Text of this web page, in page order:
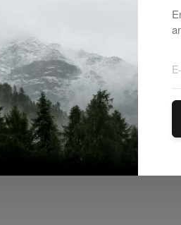
Bodrum yarımadasındaki en güncel